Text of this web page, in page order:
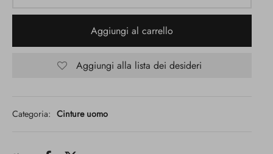
Aggiungi al carrello
Aggiungi alla lista dei desideri
Categoria: Cinture uomo